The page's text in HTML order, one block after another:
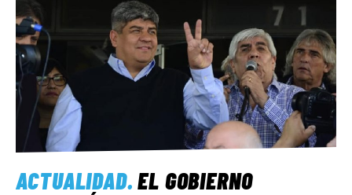
INFORMES ESPECIALES
FUERA DE MEGÁFONO
EL LADO «G»
ACTUALIDAD.EL GOBIERNO